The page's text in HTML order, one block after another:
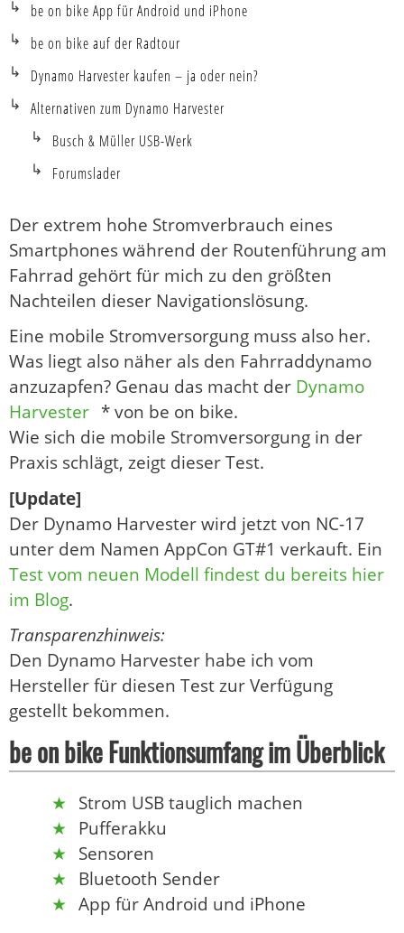
Der extrem hohe Stromverbrauch eines
Smartphones während der Routenführung am
Fahrrad gehört für mich zu den größten
Nachteilen dieser Navigationslösung.
Eine mobile Stromversorgung muss also her.
Was liegt also näher als den Fahrraddynamo
anzuzapfen? Genau das macht der Dynamo
Harvester * von be on bike.
Wie sich die mobile Stromversorgung in der
Praxis schlägt, zeigt dieser Test.
[Update]
Der Dynamo Harvester wird jetzt von NC-17
unter dem Namen AppCon GT#1 verkauft. Ein
Test vom neuen Modell findest du bereits hier
im Blog.
Transparenzhinweis:
Den Dynamo Harvester habe ich vom
Hersteller für diesen Test zur Verfügung
gestellt bekommen.
be on bike Funktionsumfang im Überblick
Strom USB tauglich machen
Pufferakku
Sensoren
Bluetooth Sender
App für Android und iPhone
be on bike App für Android und iPhone
be on bike auf der Radtour
Dynamo Harvester kaufen – ja oder nein?
Alternativen zum Dynamo Harvester
Busch & Müller USB-Werk
Forumslader